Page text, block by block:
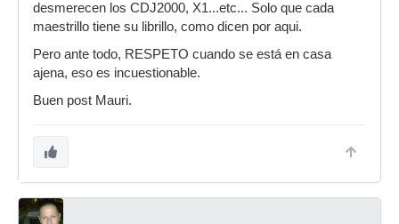
desmerecen los CDJ2000, X1...etc... Solo que cada
maestrillo tiene su librillo, como dicen por aqui.
Pero ante todo, RESPETO cuando se está en casa
ajena, eso es incuestionable.
Buen post Mauri.